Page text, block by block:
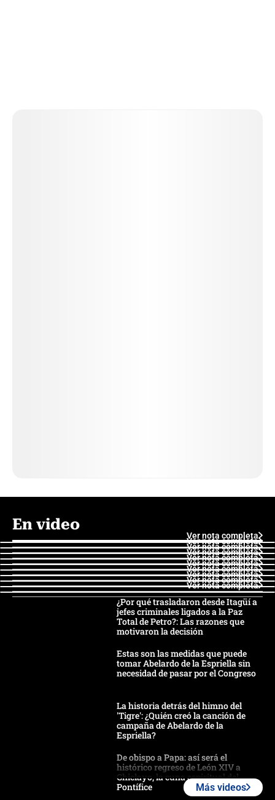
En video
Ver nota completa
Ver nota completa
Ver nota completa
Ver nota completa
Ver nota completa
Ver nota completa
Ver nota completa
Ver nota completa
Ver nota completa
Ver nota completa
¿Por qué trasladaron desde Itagüí a
jefes criminales ligados a la Paz
Total de Petro?: Las razones que
motivaron la decisión
Estas son las medidas que puede
tomar Abelardo de la Espriella sin
necesidad de pasar por el Congreso
La historia detrás del himno del
'Tigre': ¿Quién creó la canción de
campaña de Abelardo de la
Espriella?
De obispo a Papa: así será el
histórico regreso de León XIV a
Chiclayo, la cuna espiritual del
Pontífice
Más videos